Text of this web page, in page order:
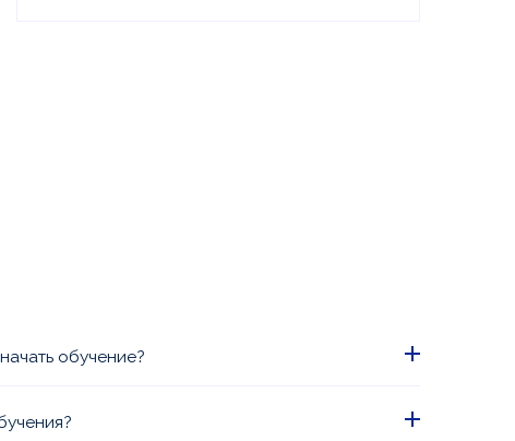
обучение?
обучение проводится согласно графику.